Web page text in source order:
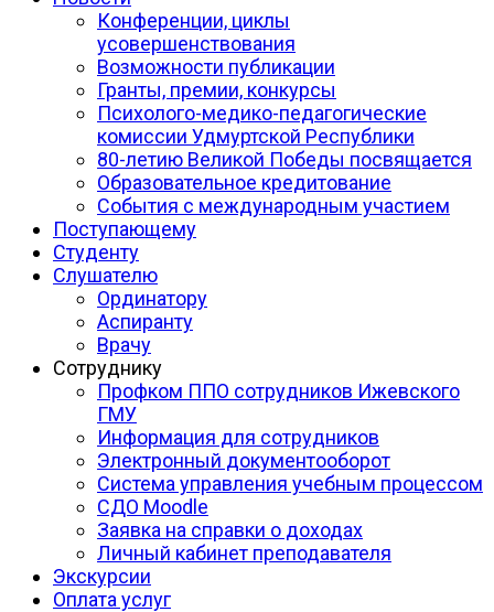
Конференции, циклы
усовершенствования
Возможности публикации
Гранты, премии, конкурсы
Психолого-медико-педагогические
комиссии Удмуртской Республики
80-летию Великой Победы посвящается
Образовательное кредитование
События с международным участием
Поступающему
Студенту
Слушателю
Ординатору
Аспиранту
Врачу
Сотруднику
Профком ППО сотрудников Ижевского
ГМУ
Информация для сотрудников
Электронный документооборот
Система управления учебным процессом
СДО Moodle
Заявка на справки о доходах
Личный кабинет преподавателя
Экскурсии
Оплата услуг